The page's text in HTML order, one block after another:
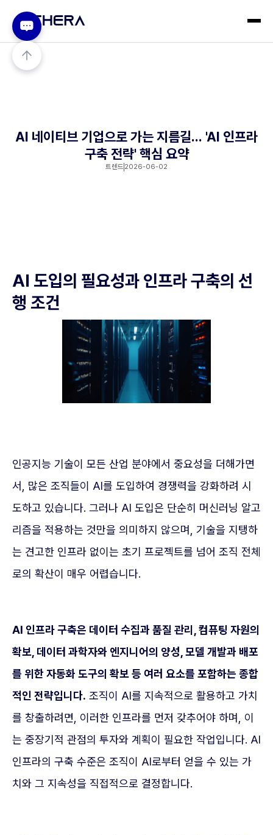
AI 네이티브 기업으로 가는 지름길... 'AI 인프라
구축 전략' 핵심 요약
트렌드 2026-06-02
AI 도입의 필요성과 인프라 구축의 선
행 조건
인공지능 기술이 모든 산업 분야에서 중요성을 더해가면
서, 많은 조직들이 AI를 도입하여 경쟁력을 강화하려 시
도하고 있습니다. 그러나 AI 도입은 단순히 머신러닝 알고
리즘을 적용하는 것만을 의미하지 않으며, 기술을 지탱하
는 견고한 인프라 없이는 초기 프로젝트를 넘어 조직 전체
로의 확산이 매우 어렵습니다.
AI 인프라 구축은 데이터 수집과 품질 관리, 컴퓨팅 자원의
확보, 데이터 과학자와 엔지니어의 양성, 모델 개발과 배포
를 위한 자동화 도구의 확보 등 여러 요소를 포함하는 종합
적인 전략입니다. 조직이 AI를 지속적으로 활용하고 가치
를 창출하려면, 이러한 인프라를 먼저 갖추어야 하며, 이
는 중장기적 관점의 투자와 계획이 필요한 작업입니다. AI
인프라의 구축 수준은 조직이 AI로부터 얻을 수 있는 가
치와 그 지속성을 직접적으로 결정합니다.